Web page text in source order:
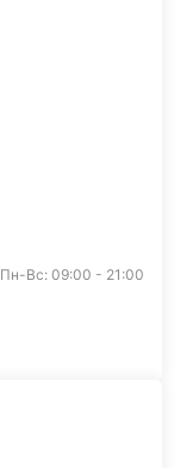
Пн-Вс: 09:00 - 21:00